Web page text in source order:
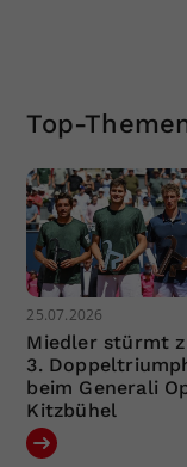
Top-
25.07.2026
Miedler stürmt
3.
beim Generali
Kitzbühel